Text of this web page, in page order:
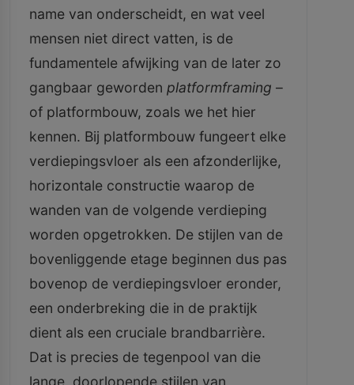
name van onderscheidt, en wat veel
mensen niet direct vatten, is de
fundamentele afwijking van de later zo
gangbaar geworden platformframing –
of platformbouw, zoals we het hier
kennen. Bij platformbouw fungeert elke
verdiepingsvloer als een afzonderlijke,
horizontale constructie waarop de
wanden van de volgende verdieping
worden opgetrokken. De stijlen van de
bovenliggende etage beginnen dus pas
bovenop de verdiepingsvloer eronder,
een onderbreking die in de praktijk
dient als een cruciale brandbarrière.
Dat is precies de tegenpool van die
lange, doorlopende stijlen van